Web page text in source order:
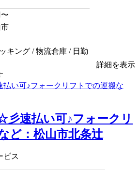
キング / 物流倉庫 / 日勤
詳細を表示
彡速払い可♪フォークリ
ど：松山市北条辻
ビス